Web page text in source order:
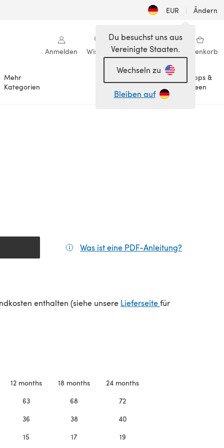
EUR | Ändern
Anmelden Wishlist Meine Bibliothek Warenkorb
Mehr
Kategorien
Anlässe
Tipps &
Ideen
Du besuchst uns aus
Vereinigte Staaten.
Wechseln zu
Bleiben auf
Was ist eine PDF-Anleitung?
enthalten (siehe unsere Lieferseite(öffnet sich in
für
12 months 18 months 24 months
63 68 72
36 38 40
15 17 19